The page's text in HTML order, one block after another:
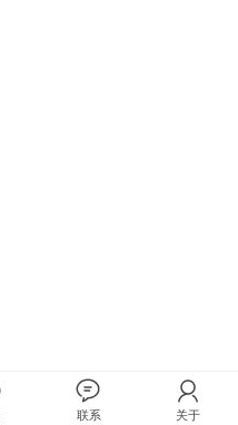
联系 关于